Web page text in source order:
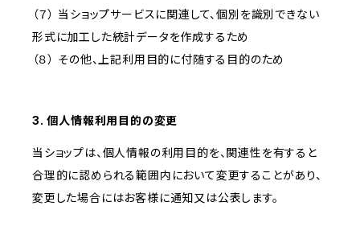
（７） 当ショップサービスに関連して、個別を識別できない
形式に加工した統計データを作成するため
（８） その他、上記利用目的に付随する目的のため
3. 個人情報利用目的の変更
当ショップは、個人情報の利用目的を、関連性を有すると
合理的に認められる範囲内において変更することがあり、
変更した場合にはお客様に通知又は公表します。